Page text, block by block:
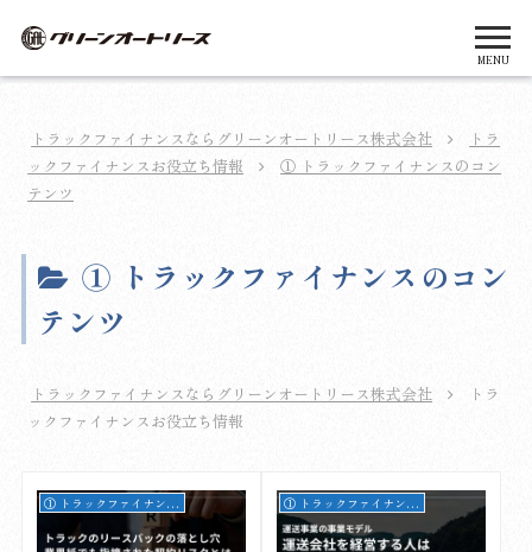
MENU
トラックファイナンスならグリーンオートリース株式会社
トラ
ックファイナンスお役立ち情報
① トラックファイナンスのコン
テンツ
① トラックファイナンスのコン
テンツ
トラックファイナンスならグリーンオートリース株式会社
トラ
ックファイナンスお役立ち情報
① トラックファイナンスのコンテンツ ① トラックファイナンスのコンテンツ